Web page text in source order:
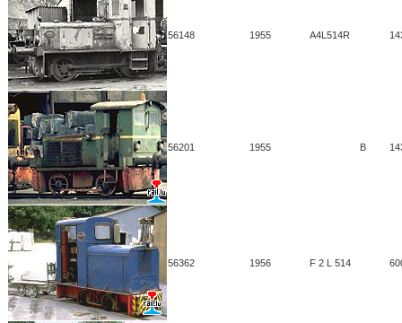
56148 1955 A4L514R
56201 1955 B
56362 1956 F 2 L 514